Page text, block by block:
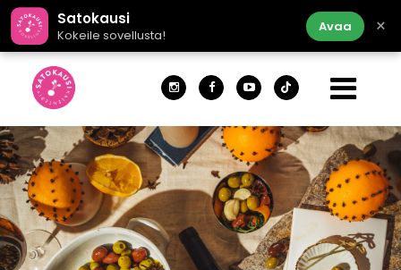
Satokausi
Kokeile sovellusta!
Avaa ×